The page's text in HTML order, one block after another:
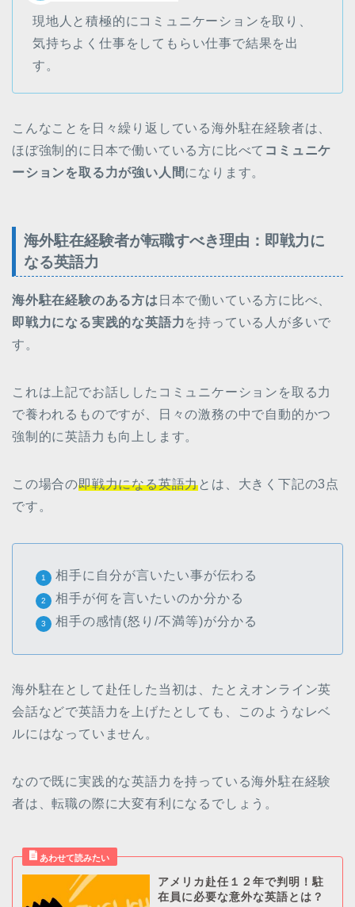
現地人と積極的にコミュニケーションを取り、
気持ちよく仕事をしてもらい仕事で結果を出
す。
こんなことを日々繰り返している海外駐在経験者は、
ほぼ強制的に日本で働いている方に比べて コミュニケ
ーションを取る力が強い人間になります。
海外駐在経験者が転職すべき理由：即戦力に
なる英語力
海外駐在経験のある方は 日本で働いている方に比べ、
即戦力になる実践的な英語力を持っている人が多いで
す。
これは上記でお話ししたコミュニケーションを取る力
で養われるものですが、日々の激務の中で自動的かつ
強制的に英語力も向上します。
この場合の即戦力になる英語力とは、大きく下記の3点
です。
相手に自分が言いたい事が伝わる
相手が何を言いたいのか分かる
相手の感情(怒り/不満等)が分かる
海外駐在として赴任した当初は、たとえオンライン英
会話などで英語力を上げたとしても、このようなレベ
ルにはなっていません。
なので既に実践的な英語力を持っている海外駐在経験
者は、転職の際に大変有利になるでしょう。
アメリカ赴任１２年で判明！駐
在員に必要な意外な英語とは？